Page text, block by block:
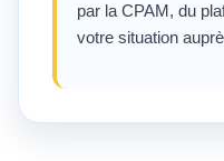
par la CPAM, du
votre situation